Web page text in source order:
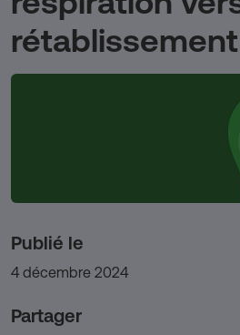
rétablissement
Publié le
4 décembre 2024
Partager